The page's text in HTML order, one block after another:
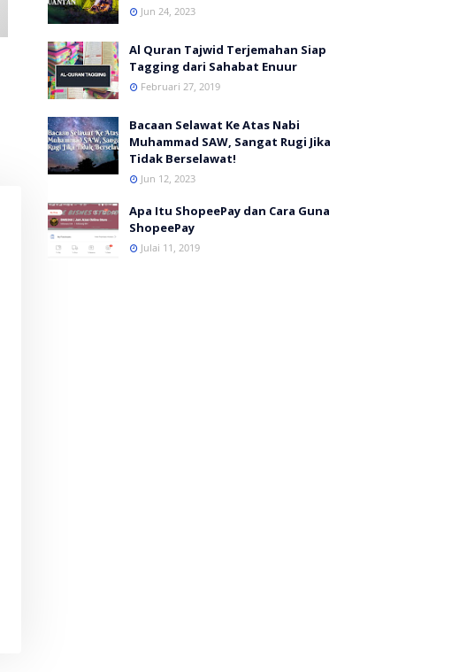
Jun 24, 2023
Al Quran Tajwid Terjemahan Siap
Tagging dari Sahabat Enuur
Februari 27, 2019
Bacaan Selawat Ke Atas Nabi
Muhammad SAW, Sangat Rugi Jika
Tidak Berselawat!
Jun 12, 2023
Apa Itu ShopeePay dan Cara Guna
ShopeePay
Julai 11, 2019